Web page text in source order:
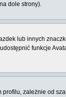
dole strony).
lub innych
funkcje
zależnie od